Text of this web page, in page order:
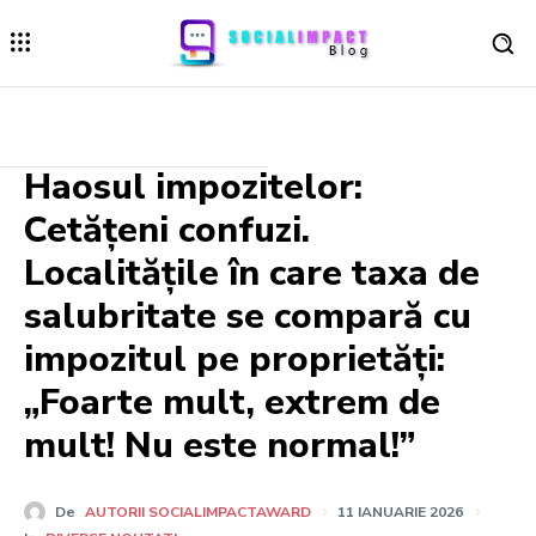
Haosul impozitelor:
Cetățeni confuzi.
Localitățile în care taxa de
salubritate se compară cu
impozitul pe proprietăți:
„Foarte mult, extrem de
mult! Nu este normal!”
De AUTORII SOCIALIMPACTAWARD
11 IANUARIE 2026